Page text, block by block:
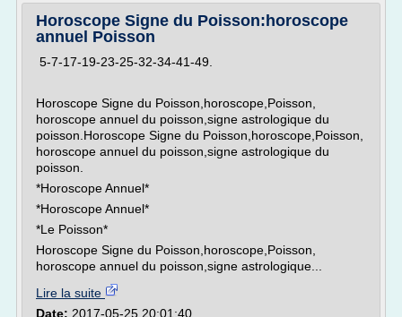
Horoscope Signe du Poisson:horoscope
annuel Poisson
5-7-17-19-23-25-32-34-41-49.
Horoscope Signe du Poisson,horoscope,Poisson,
horoscope annuel du poisson,signe astrologique du
poisson.Horoscope Signe du Poisson,horoscope,Poisson,
horoscope annuel du poisson,signe astrologique du
poisson.
*Horoscope Annuel*
*Horoscope Annuel*
*Le Poisson*
Horoscope Signe du Poisson,horoscope,Poisson,
horoscope annuel du poisson,signe astrologique...
Lire la suite
Date: 2017-05-25 20:01:40